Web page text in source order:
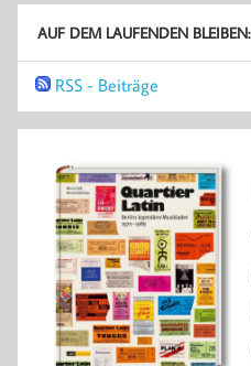
AUF DEM LAUFENDEN BLEIBEN:
RSS - Beiträge